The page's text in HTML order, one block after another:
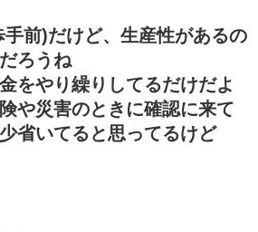
前)だけど、生産性があるの
ろうね
をやり繰りしてるだけだよ
や災害のときに確認に来て
省いてると思ってるけど